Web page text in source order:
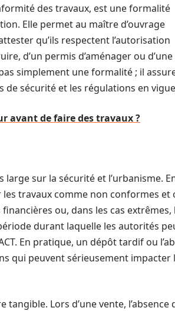
des travaux, est une formalité
Elle permet au maître d’ouvrage
qu’ils respectent l’autorisation
d’un permis d’aménager ou d’une
simplement une formalité ; il
sécurité et les régulations en
avant de faire des travaux ?
large sur la sécurité et l’urbanisme.
travaux comme non conformes et
ou, dans les cas extrêmes,
durant laquelle les autorités
En pratique, un dépôt tardif ou
qui peuvent sérieusement impacter
Lors d’une vente, l’absence